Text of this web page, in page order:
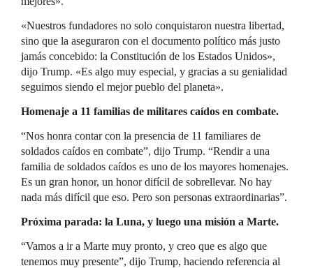
«Nuestros fundadores no solo conquistaron nuestra libertad,
sino que la aseguraron con el documento político más justo
jamás concebido: la Constitución de los Estados Unidos»,
dijo Trump. «Es algo muy especial, y gracias a su genialidad
seguimos siendo el mejor pueblo del planeta».
Homenaje a 11 familias de militares caídos en combate.
“Nos honra contar con la presencia de 11 familiares de
soldados caídos en combate”, dijo Trump. “Rendir a una
familia de soldados caídos es uno de los mayores homenajes.
Es un gran honor, un honor difícil de sobrellevar. No hay
nada más difícil que eso. Pero son personas extraordinarias”.
Próxima parada: la Luna, y luego una misión a Marte.
“Vamos a ir a Marte muy pronto, y creo que es algo que
tenemos muy presente”, dijo Trump, haciendo referencia al